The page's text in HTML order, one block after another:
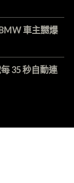
車主嬲爆
35 秒自動連